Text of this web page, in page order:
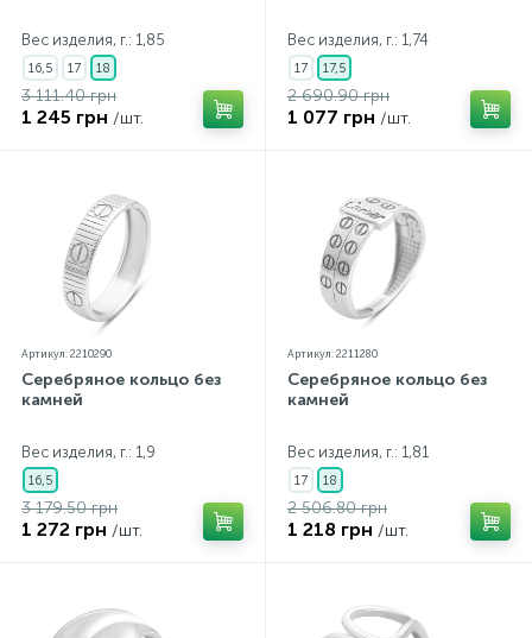
Вес изделия, г.: 1,85
16,5 17 18
3 111.40 грн
1 245 грн /шт.
Вес изделия, г.: 1,74
17 17,5
2 690.90 грн
1 077 грн /шт.
Артикул: 2210290
Серебряное кольцо без
камней
Вес изделия, г.: 1,9
16,5
3 179.50 грн
1 272 грн /шт.
Артикул: 2211280
Серебряное кольцо без
камней
Вес изделия, г.: 1,81
17 18
2 506.80 грн
1 218 грн /шт.